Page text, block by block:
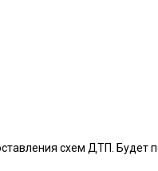
схем ДТП. Будет